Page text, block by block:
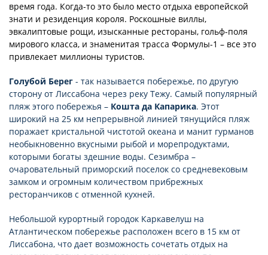
время года. Когда-то это было место отдыха европейской
знати и резиденция короля. Роскошные виллы,
эвкалиптовые рощи, изысканные рестораны, гольф-поля
мирового класса, и знаменитая трасса Формулы-1 – все это
привлекает миллионы туристов.
Голубой Берег - так называется побережье, по другую
сторону от Лиссабона через реку Тежу. Самый популярный
пляж этого побережья – Кошта да Капарика. Этот
широкий на 25 км непрерывной линией тянущийся пляж
поражает кристальной чистотой океана и манит гурманов
необыкновенно вкусными рыбой и морепродуктами,
которыми богаты здешние воды. Сезимбра –
очаровательный приморский поселок со средневековым
замком и огромным количеством прибрежных
ресторанчиков с отменной кухней.
Небольшой курортный городок Каркавелуш на
Атлантическом побережье расположен всего в 15 км от
Лиссабона, что дает возможность сочетать отдых на